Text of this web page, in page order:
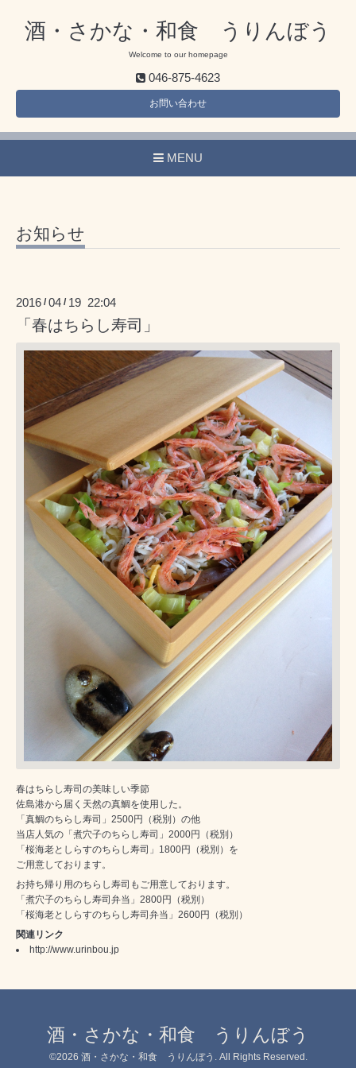
酒・さかな・和食 うりんぼう
Welcome to our homepage
046-875-4623
お問い合わせ
MENU
お知らせ
2016 /04 / 19 22:04
「春はちらし寿司」
春はちらし寿司の美味しい季節
佐島港から届く天然の真鯛を使用した。
「真鯛のちらし寿司」2500円（税別）の他
当店人気の「煮穴子のちらし寿司」2000円（税別）
「桜海老としらすのちらし寿司」1800円（税別）を
ご用意しております。
お持ち帰り用のちらし寿司もご用意しております。
「煮穴子のちらし寿司弁当」2800円（税別）
「桜海老としらすのちらし寿司弁当」2600円（税別）
関連リンク
http://www.urinbou.jp
酒・さかな・和食 うりんぼう
©2026 酒・さかな・和食 うりんぼう . All Rights Reserved.